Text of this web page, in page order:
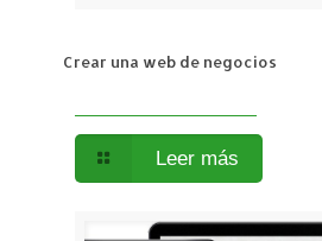
Crear una web de negocios
Leer más